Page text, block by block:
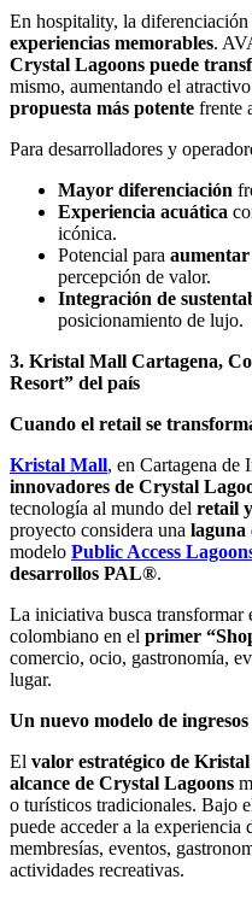
En hospitality, la diferenciación
experiencias memorables.
Crystal Lagoons puede
mismo, aumentando el
propuesta más potente frente
Para desarrolladores y
Mayor diferenciación
Experiencia acuática
icónica.
Potencial para
percepción de valor.
Integración de
posicionamiento de lujo.
3. Kristal Mall Cartagena,
Resort” del país
Cuando el retail se
Kristal Mall, en Cartagena de
innovadores de Crystal
tecnología al mundo del retail
proyecto considera una laguna
modelo Public Access
desarrollos PAL®.
La iniciativa busca transformar
colombiano en el primer
comercio, ocio, gastronomía,
lugar.
Un nuevo modelo de
El valor estratégico de
alcance de Crystal Lagoons
o turísticos tradicionales. Bajo
puede acceder a la experiencia
membresías, eventos,
actividades recreativas.